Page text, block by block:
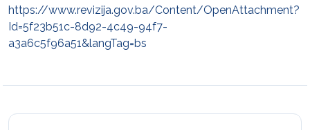
https://www.revizija.gov.ba/Content/OpenAttachment?
Id=5f23b51c-8d92-4c49-94f7-
a3a6c5f96a51&langTag=bs